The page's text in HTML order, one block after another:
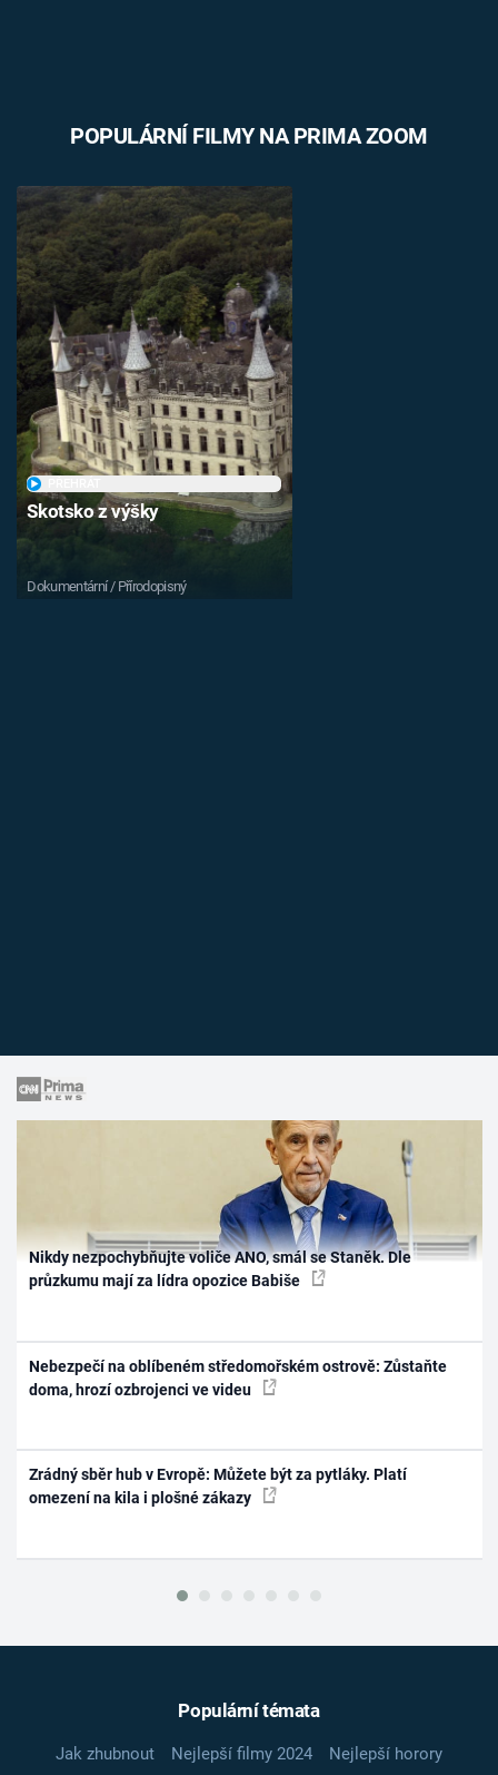
POPULÁRNÍ FILMY NA PRIMA ZOOM
Skotsko z výšky
Dokumentární / Přírodopisný
Nikdy nezpochybňujte voliče ANO, smál se Staněk. Dle
průzkumu mají za lídra opozice Babiše
Nebezpečí na oblíbeném středomořském ostrově: Zůstaňte
doma, hrozí ozbrojenci ve videu
Zrádný sběr hub v Evropě: Můžete být za pytláky. Platí
omezení na kila i plošné zákazy
Populární témata
Jak zhubnout Nejlepší filmy 2024
Nejlepší horory